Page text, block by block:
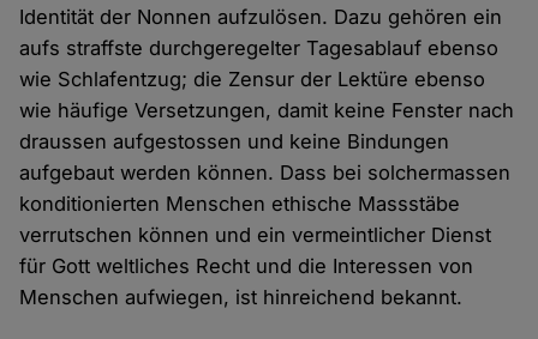
Identität der Nonnen aufzulösen. Dazu gehören ein
aufs straffste durchgeregelter Tagesablauf ebenso
wie Schlafentzug; die Zensur der Lektüre ebenso
wie häufige Versetzungen, damit keine Fenster nach
draussen aufgestossen und keine Bindungen
aufgebaut werden können. Dass bei solchermassen
konditionierten Menschen ethische Massstäbe
verrutschen können und ein vermeintlicher Dienst
für Gott weltliches Recht und die Interessen von
Menschen aufwiegen, ist hinreichend bekannt.